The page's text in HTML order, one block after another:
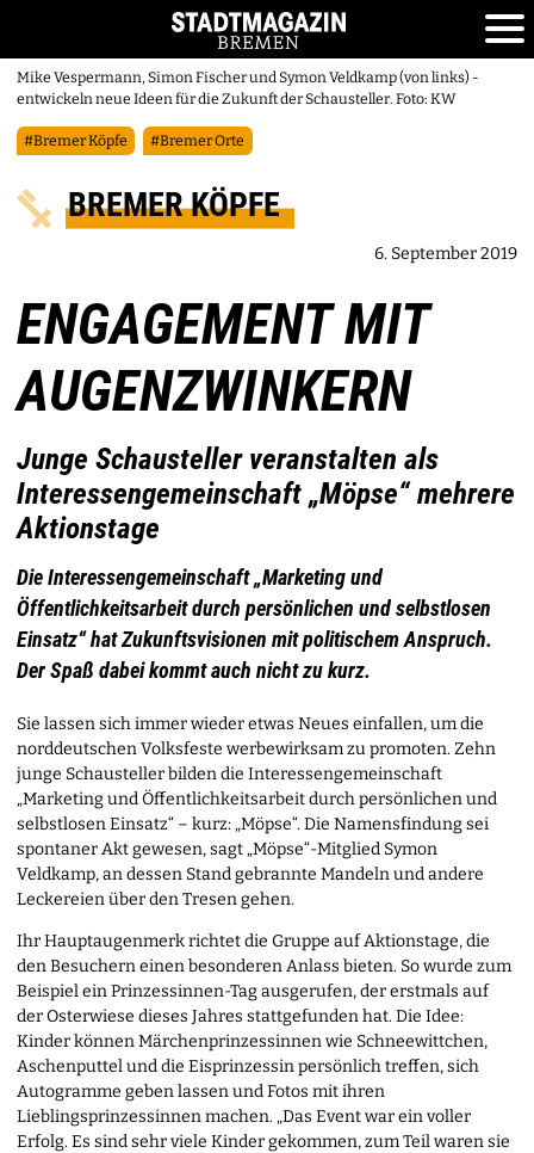
Mike Vespermann, Simon Fischer und Symon Veldkamp (von links) ­
entwickeln neue Ideen für die Zukunft der Schausteller. Foto: KW
#Bremer Köpfe #Bremer Orte
BREMER KÖPFE
6. September 2019
ENGAGEMENT MIT
AUGENZWINKERN
Junge Schausteller veranstalten als
Interessengemeinschaft „Möpse“ mehrere
Aktionstage
Die Interessengemeinschaft „Marketing und
Öffentlichkeitsarbeit durch persönlichen und selbstlosen
Einsatz“ hat Zukunftsvisionen mit politischem Anspruch.
Der Spaß dabei kommt auch nicht zu kurz.
Sie lassen sich immer wieder etwas Neues einfallen, um die
norddeutschen Volksfeste werbewirksam zu promoten. Zehn
junge Schausteller bilden die Interessengemeinschaft
„Marketing und Öffentlichkeitsarbeit durch persönlichen und
selbstlosen Einsatz“ – kurz: „Möpse“. Die Namensfindung sei
spontaner Akt gewesen, sagt „Möpse“-Mitglied Symon
Veldkamp, an dessen Stand gebrannte Mandeln und andere
Leckereien über den Tresen gehen.
Ihr Hauptaugenmerk richtet die Gruppe auf Aktionstage, die
den Besuchern einen besonderen Anlass bieten. So wurde zum
Beispiel ein Prinzessinnen-Tag ausgerufen, der erstmals auf
der Osterwiese dieses Jahres stattgefunden hat. Die Idee:
Kinder können Märchenprinzessinnen wie Schneewittchen,
Aschenputtel und die Eisprinzessin persönlich treffen, sich
Autogramme geben lassen und Fotos mit ihren
Lieblingsprinzessinnen machen. „Das Event war ein voller
Erfolg. Es sind sehr viele Kinder gekommen, zum Teil waren sie